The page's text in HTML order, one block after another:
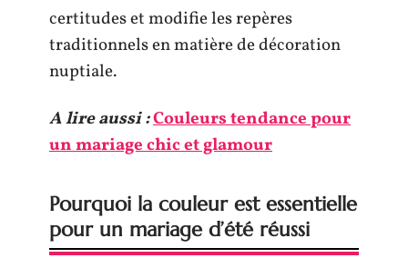
certitudes et modifie les repères
traditionnels en matière de décoration
nuptiale.
A lire aussi :Couleurs tendance pour
un mariage chic et glamour
Pourquoi la couleur est essentielle
pour un mariage d’été réussi